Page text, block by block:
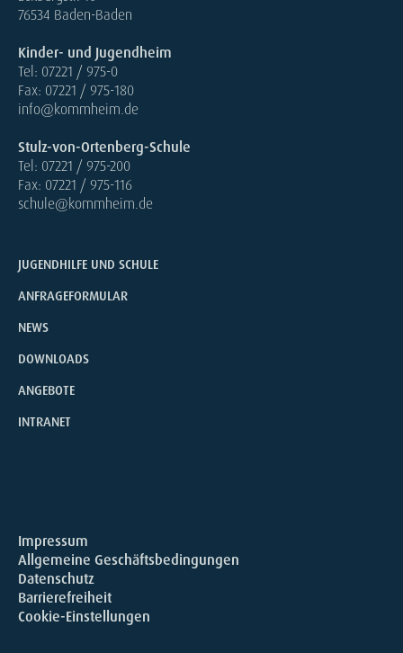
76534 Baden-Baden
Kinder- und Jugendheim
Tel: 07221 / 975-0
Fax: 07221 / 975-180
info@kommheim.de
Stulz-von-Ortenberg-Schule
Tel: 07221 / 975-200
Fax: 07221 / 975-116
schule@kommheim.de
JUGENDHILFE UND SCHULE
ANFRAGEFORMULAR
NEWS
DOWNLOADS
ANGEBOTE
INTRANET
Impressum
Allgemeine Geschäftsbedingungen
Datenschutz
Barrierefreiheit
Cookie-Einstellungen